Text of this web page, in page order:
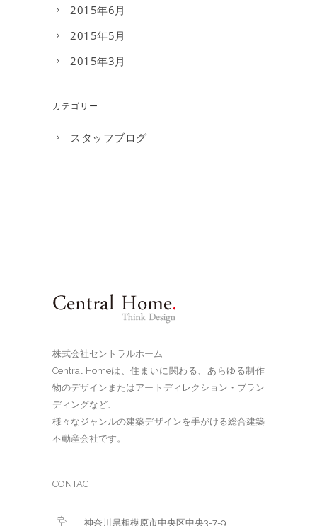
2015年6月
2015年5月
2015年3月
カテゴリー
スタッフブログ
株式会社セントラルホーム
Central Homeは、住まいに関わる、あらゆる制作
物のデザインまたはアートディレクション・ブラン
ディングなど、
様々なジャンルの建築デザインを手がける総合建築
不動産会社です。
CONTACT
神奈川県相模原市中央区中央3-7-9